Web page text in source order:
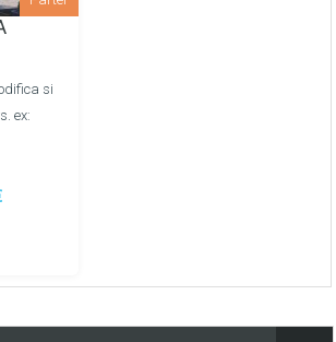
ipsos
mecanizata
retelelor de apeduct, canalizare metaloplast
de energie termica prin
si
ex: